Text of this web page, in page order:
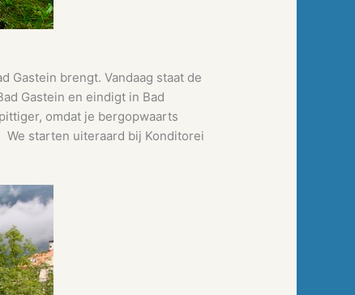
Gastein brengt. Vandaag staat de
Gastein en eindigt in Bad
omdat je bergopwaarts
We starten uiteraard bij Konditorei